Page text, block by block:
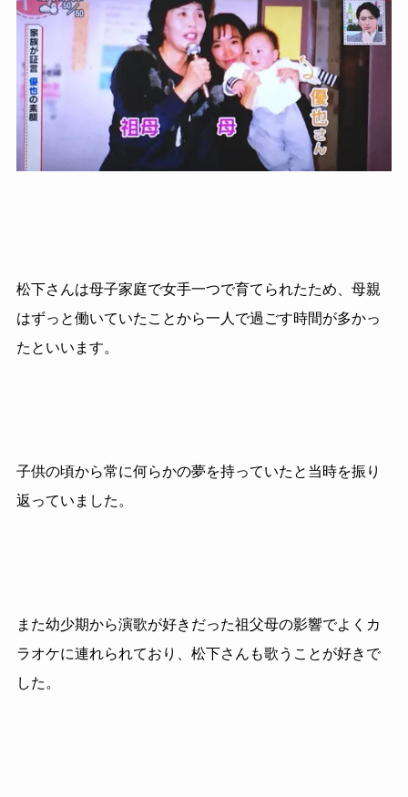
松下さんは母子家庭で女手一つで育てられたため、母親
はずっと働いていたことから一人で過ごす時間が多かっ
たといいます。
子供の頃から常に何らかの夢を持っていたと当時を振り
返っていました。
また幼少期から演歌が好きだった祖父母の影響でよくカ
ラオケに連れられており、松下さんも歌うことが好きで
した。